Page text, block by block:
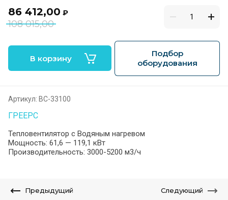
86 412,00 ₽
108 015,00
В корзину
Подбор
оборудования
Артикул: ВС-33100
ГРЕЕРС
Тепловентилятор с Водяным нагревом
Мощность: 61,6 — 119,1 кВт
Производительность: 3000-5200 м3/ч
Предыдущий Следующий